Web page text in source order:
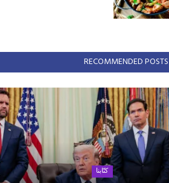
RECOMMENDED POSTS
كتّابنا